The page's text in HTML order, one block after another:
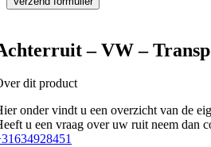
– VW –
dit product
onder vindt u een overzicht van de
u een vraag over uw ruit neem dan